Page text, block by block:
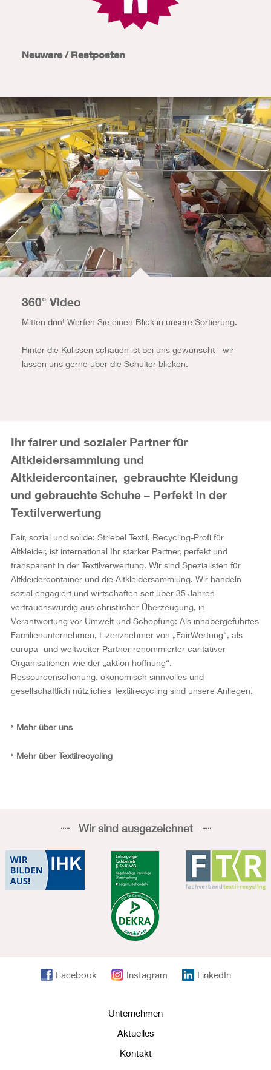
Neuware / Restposten
360° Video
Mitten drin! Werfen Sie einen Blick in unsere Sortierung.
Hinter die Kulissen schauen ist bei uns gewünscht - wir
lassen uns gerne über die Schulter blicken.
Ihr fairer und sozialer Partner für
Altkleidersammlung und
Altkleidercontainer, gebrauchte Kleidung
und gebrauchte Schuhe – Perfekt in der
Textilverwertung
Fair, sozial und solide: Striebel Textil, Recycling-Profi für
Altkleider, ist international Ihr starker Partner, perfekt und
transparent in der Textilverwertung. Wir sind Spezialisten für
Altkleidercontainer und die Altkleidersammlung. Wir handeln
sozial engagiert und wirtschaften seit über 35 Jahren
vertrauenswürdig aus christlicher Überzeugung, in
Verantwortung vor Umwelt und Schöpfung: Als inhabergeführtes
Familienunternehmen, Lizenznehmer von „FairWertung“, als
europa- und weltweiter Partner renommierter caritativer
Organisationen wie der „aktion hoffnung“.
Ressourcenschonung, ökonomisch sinnvolles und
gesellschaftlich nützliches Textilrecycling sind unsere Anliegen.
Mehr über uns
Mehr über Textilrecycling
Wir sind ausgezeichnet
Facebook Instagram LinkedIn
Unternehmen
Aktuelles
Kontakt